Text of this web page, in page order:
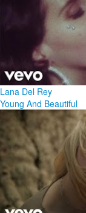
Lana Del Rey
Young And Beautiful